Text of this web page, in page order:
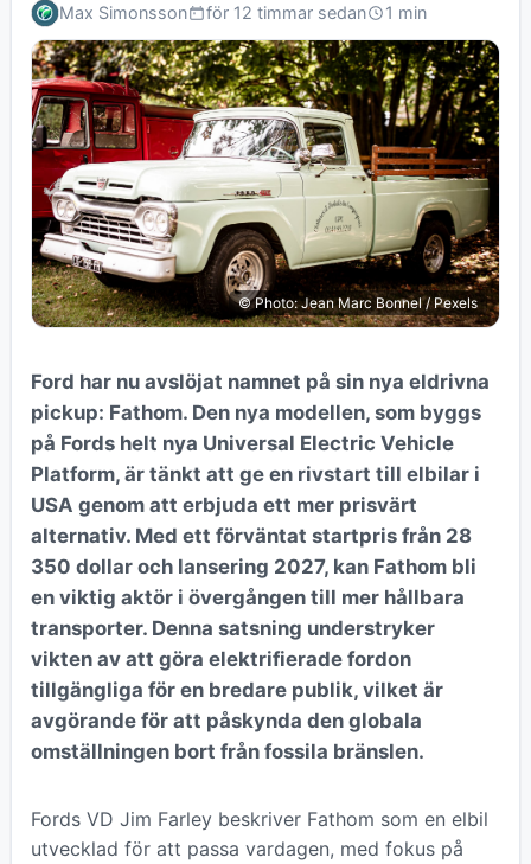
Max Simonsson för 12 timmar sedan 1 min
© Photo: Jean Marc Bonnel / Pexels
Ford har nu avslöjat namnet på sin nya eldrivna
pickup: Fathom. Den nya modellen, som byggs
på Fords helt nya Universal Electric Vehicle
Platform, är tänkt att ge en rivstart till elbilar i
USA genom att erbjuda ett mer prisvärt
alternativ. Med ett förväntat startpris från 28
350 dollar och lansering 2027, kan Fathom bli
en viktig aktör i övergången till mer hållbara
transporter. Denna satsning understryker
vikten av att göra elektrifierade fordon
tillgängliga för en bredare publik, vilket är
avgörande för att påskynda den globala
omställningen bort från fossila bränslen.
Fords VD Jim Farley beskriver Fathom som en elbil
utvecklad för att passa vardagen, med fokus på